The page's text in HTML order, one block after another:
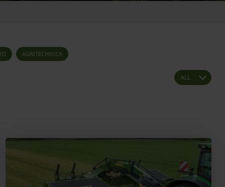
AGRITECHNICA